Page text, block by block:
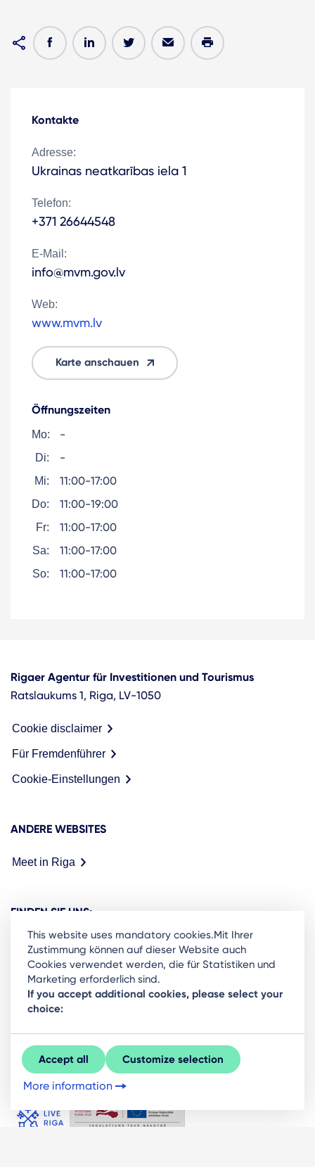
Kontakte
Adresse:
Ukrainas neatkarības iela 1
Telefon:
+371 26644548
E-Mail:
info@mvm.gov.lv
Web:
www.mvm.lv
Karte anschauen
Öffnungszeiten
Mo: -
Di: -
Mi: 11:00-17:00
Do: 11:00-19:00
Fr: 11:00-17:00
Sa: 11:00-17:00
So: 11:00-17:00
Rigaer Agentur für Investitionen und Tourismus
Ratslaukums 1, Riga, LV-1050
Cookie disclaimer
Für Fremdenführer
Cookie-Einstellungen
ANDERE WEBSITES
Meet in Riga
FINDEN SIE UNS:
Ready to stay in the loop on Rigas business
community? Subscribe to our newsletter.
Sign Up
This website uses mandatory cookies.Mit Ihrer
Zustimmung können auf dieser Website auch
Cookies verwendet werden, die für Statistiken und
Marketing erforderlich sind.
If you accept additional cookies, please select your
choice:
Accept all Customize selection
More information